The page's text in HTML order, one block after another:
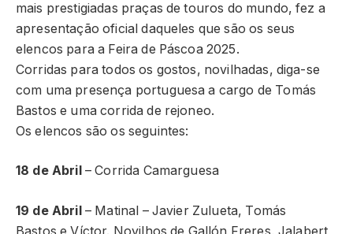
mais prestigiadas praças de touros do mundo, fez a
apresentação oficial daqueles que são os seus
elencos para a Feira de Páscoa 2025.
Corridas para todos os gostos, novilhadas, diga-se
com uma presença portuguesa a cargo de Tomás
Bastos e uma corrida de rejoneo.
Os elencos são os seguintes:
18 de Abril – Corrida Camarguesa
19 de Abril– Matinal – Javier Zulueta, Tomás